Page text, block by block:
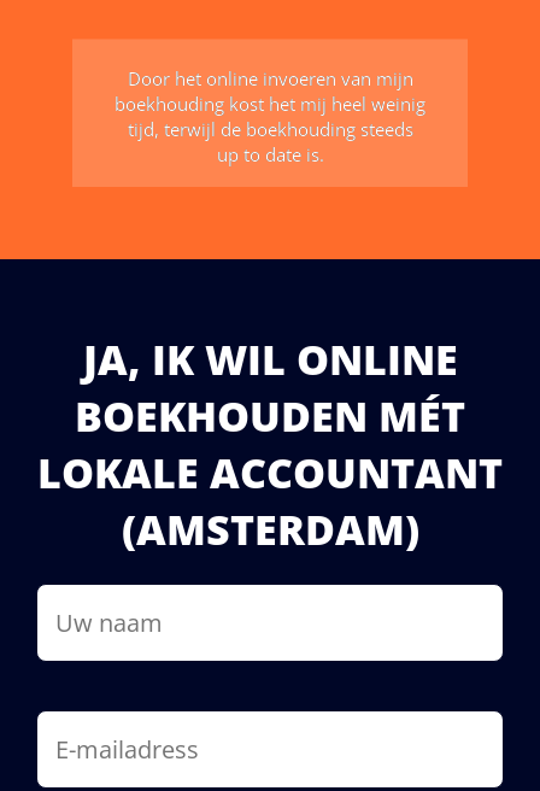
ook echt zo. Met hulp van mijn-
boekhouding is het net of we onze
eigen accountant in huis hebben.
Snel en secuur. Precies wat je
verwacht van je boekhouding.
Sven Bakker, New Sense Media , Ondernemer
JA, IK WIL ONLINE
BOEKHOUDEN MÉT
LOKALE ACCOUNTANT
(AMSTERDAM)